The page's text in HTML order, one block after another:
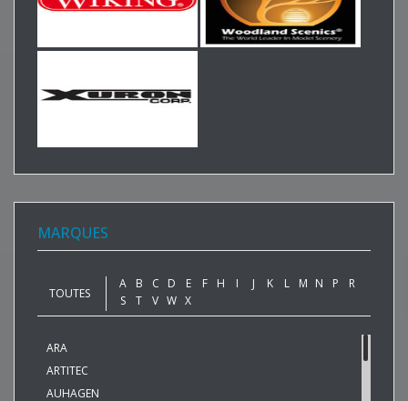
MARQUES
TOUTES
A B C D E F H I J K L M N P
R
S
T V W X
ARA
ARTITEC
AUHAGEN